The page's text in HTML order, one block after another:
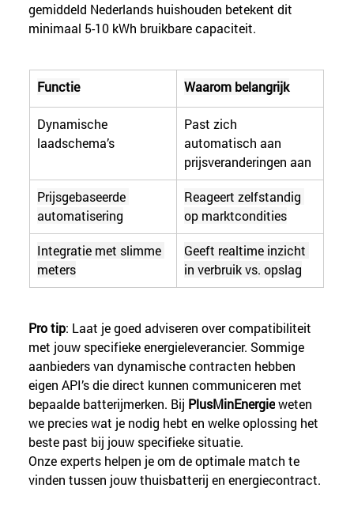
gemiddeld Nederlands huishouden betekent dit
minimaal 5-10 kWh bruikbare capaciteit.
Functie Waarom belangrijk
Dynamische
laadschema’s
Past zich
automatisch aan
prijsveranderingen aan
Prijsgebaseerde
automatisering
Reageert zelfstandig
op marktcondities
Integratie met slimme
meters
Geeft realtime inzicht
in verbruik vs. opslag
Pro tip: Laat je goed adviseren over compatibiliteit
met jouw specifieke energieleverancier. Sommige
aanbieders van dynamische contracten hebben
eigen API’s die direct kunnen communiceren met
bepaalde batterijmerken. Bij PlusMinEnergie weten
we precies wat je nodig hebt en welke oplossing het
beste past bij jouw specifieke situatie.
Onze experts helpen je om de optimale match te
vinden tussen jouw thuisbatterij en energiecontract.